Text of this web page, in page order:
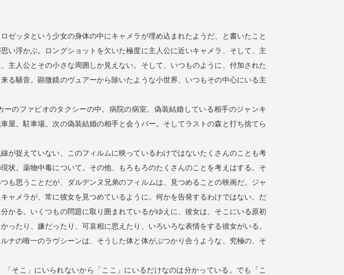
ッタという少女の身体の中にキャメラが埋め込まれたようだ、と書いたこと
い浮かぶ。ロングショットを欠いた極度に主人公に近いキャメラ、そして、主
主人公とその小さな周囲しか見えない。そして、いつものように、付加された
る騒音。顕微鏡のヴュアーから除いたような小世界、いつもその中心にいる主
のファビオのタクシーの中。病院の病室。偽装結婚している相手のジャンキ
屋。駐車場。次の偽装結婚の相手と会うバー。そしてラストの森と打ち捨てら
捉えていない、このフィルムに映っているわけではないたくさんのことも考
状。薬物中毒について。その他、もろもろのたくさんのことを考えはする。そ
も思うことだが、ダルデンヌ兄弟のフィルムは、見つめることの映画だ。ジャ
ャメラが、常に彼女を見つめているように。何かを告発するわけではない。だ
かる。いくつもの問題に取り囲まれているがゆえに、彼女は、そこにいる原初
たり、嫌だったり、可哀相に思えたり、いろいろな表情をする彼女がいる。
ナの唯一のラヴシーンは、そうした体と体がぶつかり合うような、究極の、そ
そこ」にいられないから「ここ」にいるだけなのは分かっている。でも「こ